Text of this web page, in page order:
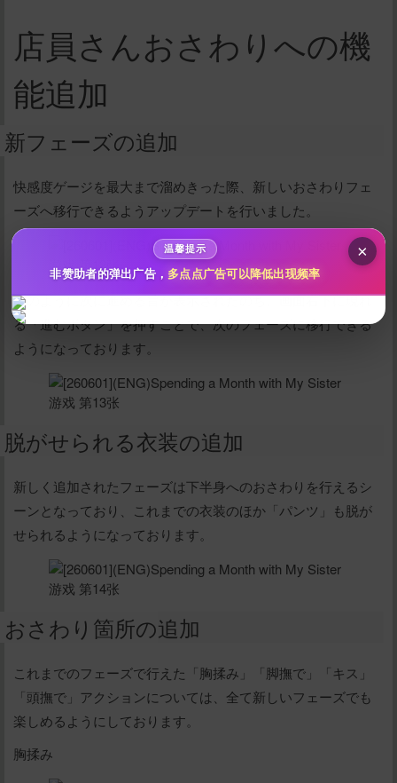
10分
200分 500分 自定义
立刻支付
店員さんおさわりへの機
能追加
新フェーズの追加
快感度ゲージを最大まで溜めきった際、新しいおさわりフェ
ーズへ移行できるようアップデートを行いました。
このように次に進める旨が表示されたのち、画面右下に現れ
る「進むボタン」を押すことで、次のフェーズに移行できる
ようになっております。
脱がせられる衣装の追加
新しく追加されたフェーズは下半身へのおさわりを行えるシ
ーンとなっており、これまでの衣装のほか「パンツ」も脱が
せられるようになっております。
おさわり箇所の追加
これまでのフェーズで行えた「胸揉み」「脚撫で」「キス」
「頭撫で」アクションについては、全て新しいフェーズでも
楽しめるようにしております。
胸揉み
秒传文本链接
点击全选
×
温馨提示
非赞助者的弹出广告， 多点点广告可以降低出现频率